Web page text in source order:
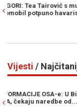
BAKIR IZETBEGOVIĆ
prekrižena, napravili
Vijesti /
MUK U LAKTAŠIMA I
ponovnim